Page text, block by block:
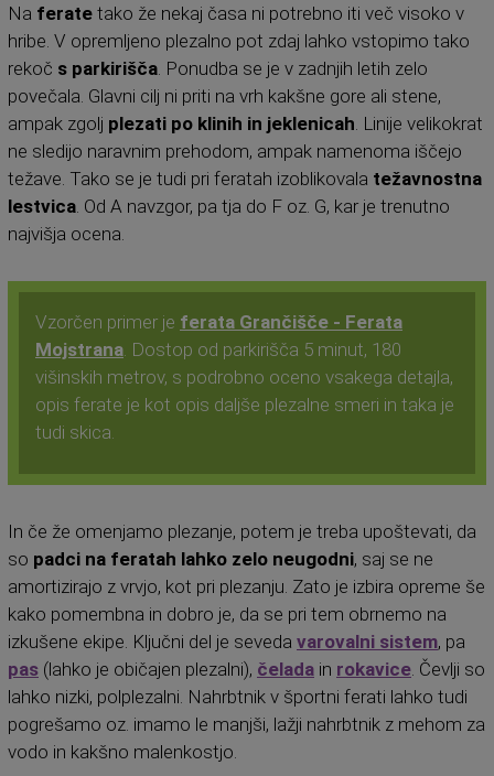
Na ferate tako že nekaj časa ni potrebno iti več visoko v
hribe. V opremljeno plezalno pot zdaj lahko vstopimo tako
rekoč s parkirišča . Ponudba se je v zadnjih letih zelo
povečala. Glavni cilj ni priti na vrh kakšne gore ali stene,
ampak zgolj plezati po klinih in jeklenicah . Linije velikokrat
ne sledijo naravnim prehodom, ampak namenoma iščejo
težave. Tako se je tudi pri feratah izoblikovala težavnostna
lestvica . Od A navzgor, pa tja do F oz. G, kar je trenutno
najvišja ocena.
Vzorčen primer je ferata Grančišče - Ferata
Mojstrana . Dostop od parkirišča 5 minut, 180
višinskih metrov, s podrobno oceno vsakega detajla,
opis ferate je kot opis daljše plezalne smeri in taka je
tudi skica.
In če že omenjamo plezanje, potem je treba upoštevati, da
so padci na feratah lahko zelo neugodni, saj se ne
amortizirajo z vrvjo, kot pri plezanju. Zato je izbira opreme še
kako pomembna in dobro je, da se pri tem obrnemo na
izkušene ekipe. Ključni del je seveda varovalni sistem, pa
pas (lahko je običajen plezalni), čelada in rokavice . Čevlji so
lahko nizki, polplezalni. Nahrbtnik v športni ferati lahko tudi
pogrešamo oz. imamo le manjši, lažji nahrbtnik z mehom za
vodo in kakšno malenkostjo.